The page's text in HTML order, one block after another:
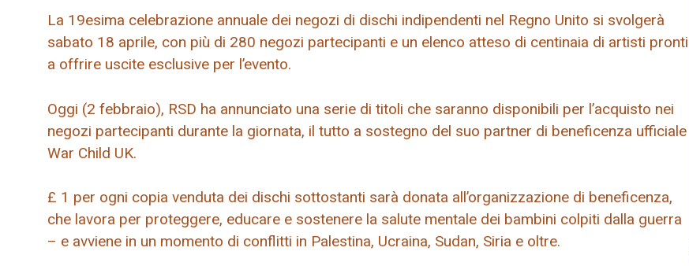
La 19esima celebrazione annuale dei negozi di dischi indipendenti nel Regno Unito si svolgerà
sabato 18 aprile, con più di 280 negozi partecipanti e un elenco atteso di centinaia di artisti pronti
a offrire uscite esclusive per l’evento.
Oggi (2 febbraio), RSD ha annunciato una serie di titoli che saranno disponibili per l’acquisto nei
negozi partecipanti durante la giornata, il tutto a sostegno del suo partner di beneficenza ufficiale
War Child UK.
£ 1 per ogni copia venduta dei dischi sottostanti sarà donata all’organizzazione di beneficenza,
che lavora per proteggere, educare e sostenere la salute mentale dei bambini colpiti dalla guerra
– e avviene in un momento di conflitti in Palestina, Ucraina, Sudan, Siria e oltre.